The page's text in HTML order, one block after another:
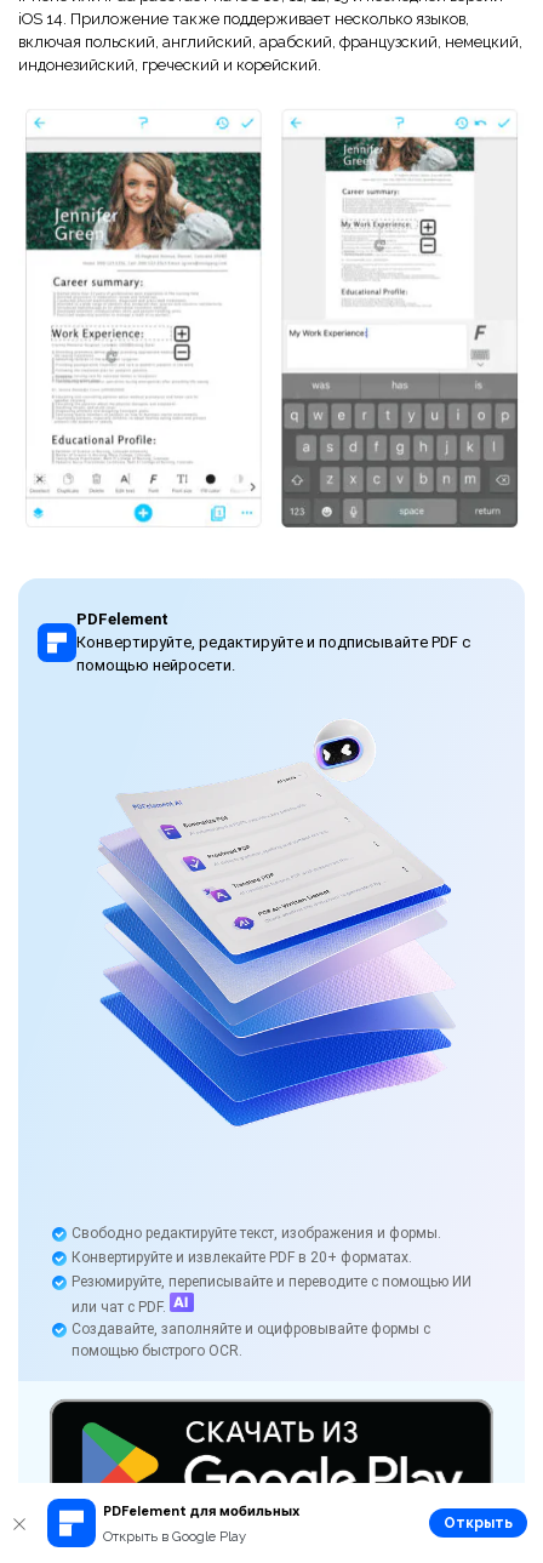
PDFelement для мобильных
Открыть в Google Play
Открыть
iOS 14. Приложение также поддерживает несколько языков,
включая польский, английский, арабский, французский, немецкий,
индонезийский, греческий и корейский.
Свободно редактируйте текст, изображения и формы.
Конвертируйте и извлекайте PDF в 20+ форматах.
Резюмируйте, переписывайте и переводите с помощью ИИ
или чат с PDF.
Создавайте, заполняйте и оцифровывайте формы с
помощью быстрого OCR.
PDFelement
Конвертируйте, редактируйте и подписывайте PDF с
помощью нейросети.
Доступно на: